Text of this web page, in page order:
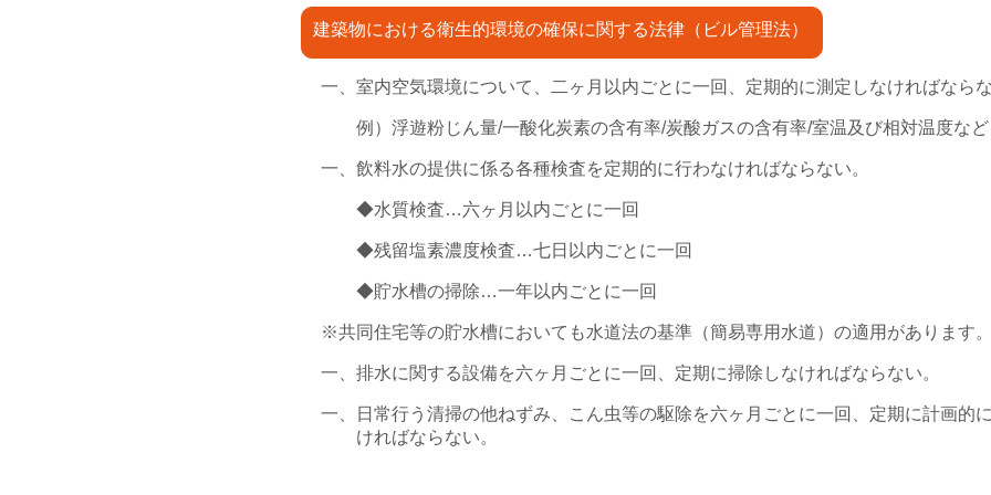
建築物における衛生的環境の確保に関する法律（ビル管理法）
一、室内空気環境について、二ヶ月以内ごとに一回、定期的に測定しなければならな
例）浮遊粉じん量/一酸化炭素の含有率/炭酸ガスの含有率/室温及び相対温度など
一、飲料水の提供に係る各種検査を定期的に行わなければならない。
◆水質検査…六ヶ月以内ごとに一回
◆残留塩素濃度検査…七日以内ごとに一回
◆貯水槽の掃除…一年以内ごとに一回
※共同住宅等の貯水槽においても水道法の基準（簡易専用水道）の適用があります。
一、排水に関する設備を六ヶ月ごとに一回、定期に掃除しなければならない。
一、日常行う清掃の他ねずみ、こん虫等の駆除を六ヶ月ごとに一回、定期に計画的
ければならない。